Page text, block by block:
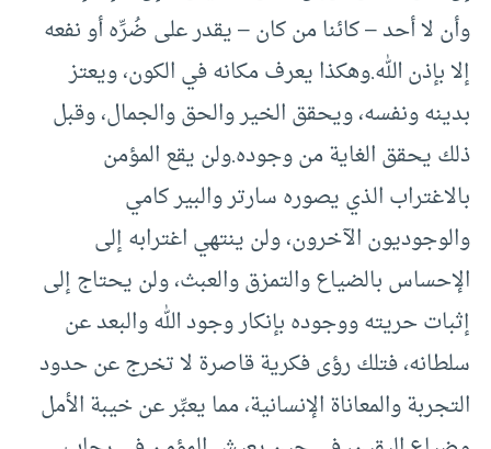
وأن لا أحد – كائنا من كان – يقدر على ضُرِّه أو نفعه
إلا بإذن الله.وهكذا يعرف مكانه في الكون، ويعتز
بدينه ونفسه، ويحقق الخير والحق والجمال، وقبل
ذلك يحقق الغاية من وجوده.ولن يقع المؤمن
بالاغتراب الذي يصوره سارتر والبير كامي
والوجوديون الآخرون، ولن ينتهي اغترابه إلى
الإحساس بالضياع والتمزق والعبث، ولن يحتاج إلى
إثبات حريته ووجوده بإنكار وجود الله والبعد عن
سلطانه، فتلك رؤى فكرية قاصرة لا تخرج عن حدود
التجربة والمعاناة الإنسانية، مما يعبِّر عن خيبة الأمل